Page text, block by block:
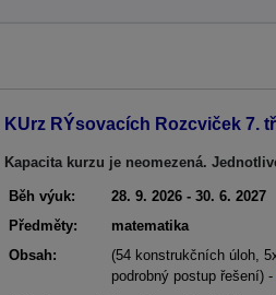
KUrz RÝsovacích Rozcviček 7.
Kapacita kurzu je neomezená.
Běh výuk:
28. 9. 2026 - 30. 6. 2027
Předměty:
matematika
Obsah:
(54 konstrukčních úloh,
podrobný postup řešení) -